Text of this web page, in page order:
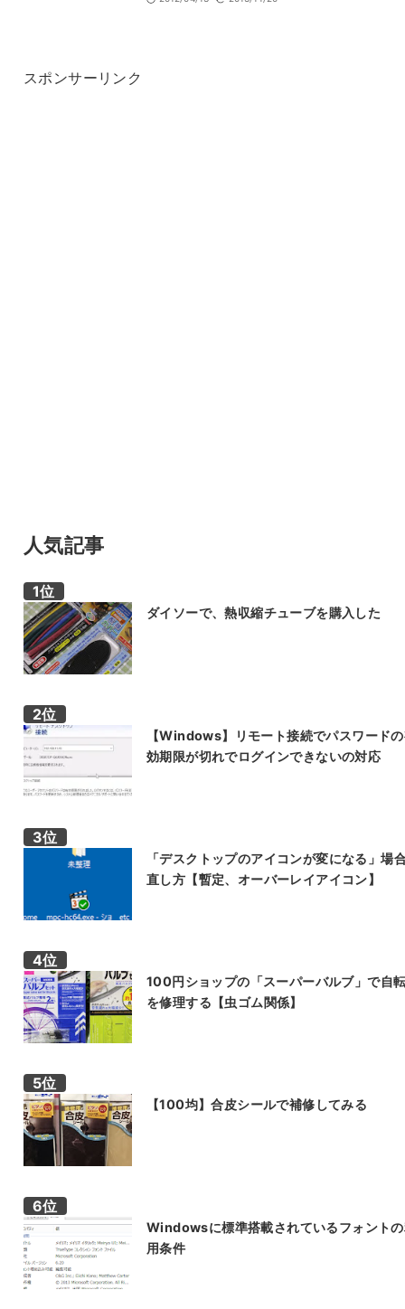
スポンサーリンク
人気記事
ダイソーで、熱収縮チューブを購入した
【Windows】リモート接続でパスワード
効期限が切れでログインできないの対応
「デスクトップのアイコンが変になる」場
直し方【暫定、オーバーレイアイコン】
100円ショップの「スーパーバルブ」で自
を修理する【虫ゴム関係】
【100均】合皮シールで補修してみる
Windowsに標準搭載されているフォント
用条件